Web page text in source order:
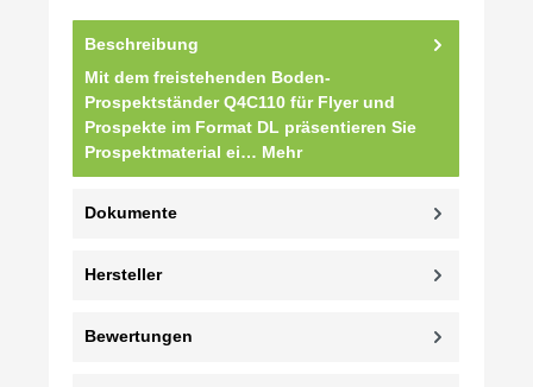
Beschreibung
Mit dem freistehenden Boden-
Prospektständer Q4C110 für Flyer und
Prospekte im Format DL präsentieren Sie
Prospektmaterial ei… Mehr
Dokumente
Hersteller
Bewertungen